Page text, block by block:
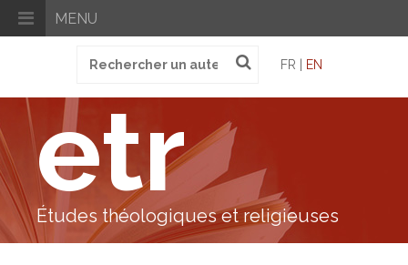
MENU
pour
FR | EN
etr
Études théologiques et religieuses